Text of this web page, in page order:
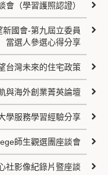
會（學習護照認證）
國會-第九屆立委員
當選人參選心得分享
台灣未來的住宅政策
與海外創業菁英論壇
學服務學習經驗分享
師生觀選團座談會
社影像紀錄片暨座談